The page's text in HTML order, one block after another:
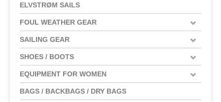
ELVSTRØM SAILS
FOUL WEATHER GEAR
SAILING GEAR
SHOES / BOOTS
EQUIPMENT FOR WOMEN
BAGS / BACKBAGS / DRY BAGS